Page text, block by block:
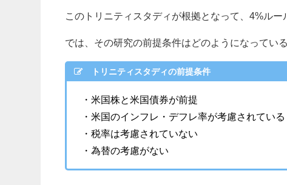
このトリニティスタディが根拠となって、4%ルー
では、その研究の前提条件はどのようになってい
トリニティスタディの前提条件
・米国株と米国債券が前提
・米国のインフレ・デフレ率が考慮されている
・税率は考慮されていない
・為替の考慮がない